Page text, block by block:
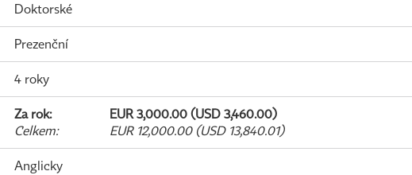
Doktorské
Prezenční
4 roky
Za rok:
EUR 3,000.00 (USD 3,460.00)
Celkem: EUR 12,000.00 (USD 13,840.01)
Anglicky